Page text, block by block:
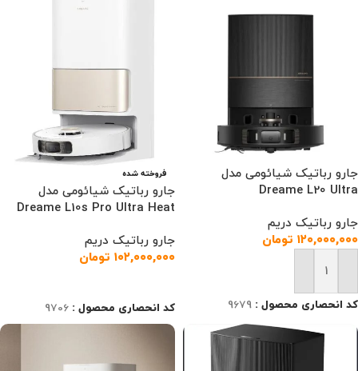
جارو رباتیک شیائومی مدل
Dreame L20 Ultra
جارو رباتیک دریم
۱۲۰,۰۰۰,۰۰۰ تومان
افزودن به سبد خرید
کد انحصاری محصول : 9679
فروخته شده
جارو رباتیک شیائومی مدل
Dreame L10s Pro Ultra Heat
جارو رباتیک دریم
۱۰۲,۰۰۰,۰۰۰ تومان
کد انحصاری محصول : 9706